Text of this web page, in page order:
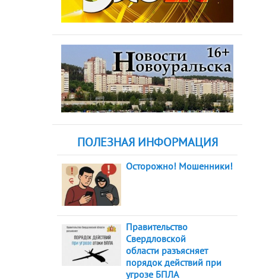
ПОЛЕЗНАЯ ИНФОРМАЦИЯ
Осторожно! Мошенники!
Правительство
Свердловской
области разъясняет
порядок действий при
угрозе БПЛА